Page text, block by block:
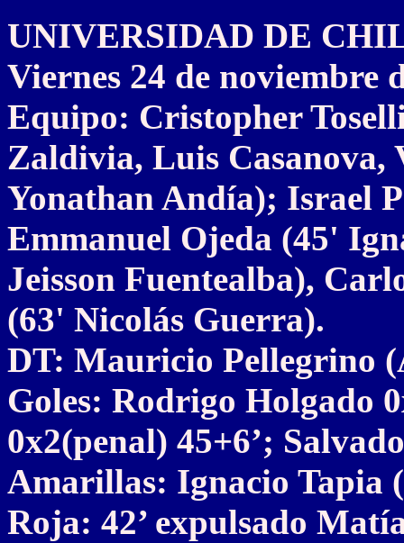
UNIVERSIDAD DE
Viernes 24 de noviembre
Equipo: Cristopher
Zaldivia, Luis Casanova,
Yonathan Andía); Israel
Emmanuel Ojeda (45'
Jeisson Fuentealba),
(63' Nicolás Guerra).
DT: Mauricio Pellegrino
Goles: Rodrigo Holgado
0x2(penal) 45+6’;
Amarillas: Ignacio Tapia
Roja: 42’ expulsado